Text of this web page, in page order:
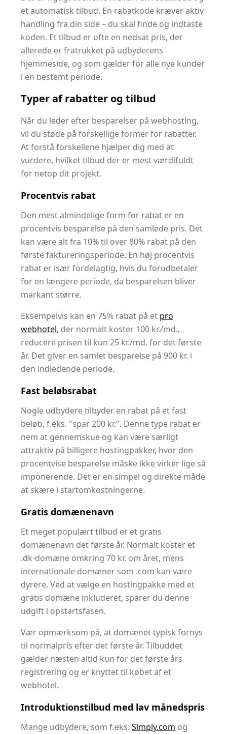
et automatisk tilbud. En rabatkode kræver aktiv
handling fra din side – du skal finde og indtaste
koden. Et tilbud er ofte en nedsat pris, der
allerede er fratrukket på udbyderens
hjemmeside, og som gælder for alle nye kunder
i en bestemt periode.
Typer af rabatter og tilbud
Når du leder efter besparelser på webhosting,
vil du støde på forskellige former for rabatter.
At forstå forskellene hjælper dig med at
vurdere, hvilket tilbud der er mest værdifuldt
for netop dit projekt.
Procentvis rabat
Den mest almindelige form for rabat er en
procentvis besparelse på den samlede pris. Det
kan være alt fra 10% til over 80% rabat på den
første faktureringsperiode. En høj procentvis
rabat er især fordelagtig, hvis du forudbetaler
for en længere periode, da besparelsen bliver
markant større.
Eksempelvis kan en 75% rabat på et pro
webhotel, der normalt koster 100 kr./md.,
reducere prisen til kun 25 kr./md. for det første
år. Det giver en samlet besparelse på 900 kr. i
den indledende periode.
Fast beløbsrabat
Nogle udbydere tilbyder en rabat på et fast
beløb, f.eks. "spar 200 kr.". Denne type rabat er
nem at gennemskue og kan være særligt
attraktiv på billigere hostingpakker, hvor den
procentvise besparelse måske ikke virker lige så
imponerende. Det er en simpel og direkte måde
at skære i startomkostningerne.
Gratis domænenavn
Et meget populært tilbud er et gratis
domænenavn det første år. Normalt koster et
.dk-domæne omkring 70 kr. om året, mens
internationale domæner som .com kan være
dyrere. Ved at vælge en hostingpakke med et
gratis domæne inkluderet, sparer du denne
udgift i opstartsfasen.
Vær opmærksom på, at domænet typisk fornys
til normalpris efter det første år. Tilbuddet
gælder næsten altid kun for det første års
registrering og er knyttet til købet af et
webhotel.
Introduktionstilbud med lav månedspris
Mange udbydere, som f.eks. Simply.com og